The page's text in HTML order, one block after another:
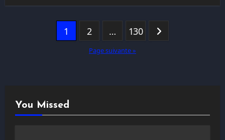
1 2 … 130
Page suivante »
You Missed